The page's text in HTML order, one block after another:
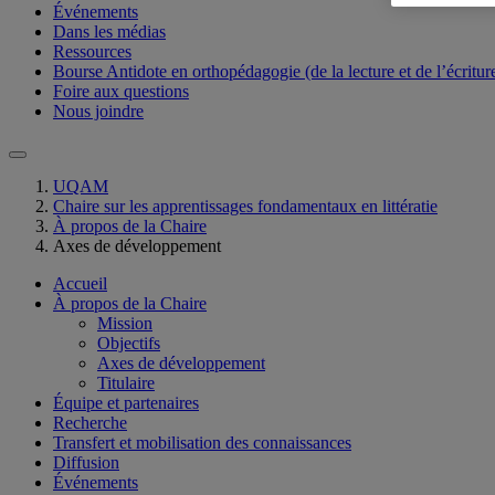
Événements
Dans les médias
Ressources
Bourse Antidote en orthopédagogie (de la lecture et de
Foire aux questions
Nous joindre
UQAM
Chaire sur les apprentissages fondamentaux en littératie
À propos de la Chaire
Axes de développement
Accueil
À propos de la Chaire
Mission
Objectifs
Axes de développement
Titulaire
Équipe et partenaires
Recherche
Transfert et mobilisation des connaissances
Diffusion
Événements